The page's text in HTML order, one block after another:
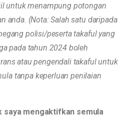
untuk menampung potongan
anda. (Nota: Salah satu daripada
polisi/peserta takaful yang
pada tahun 2024 boleh
atau pengendali takaful untuk
tanpa keperluan penilaian
saya mengaktifkan semula